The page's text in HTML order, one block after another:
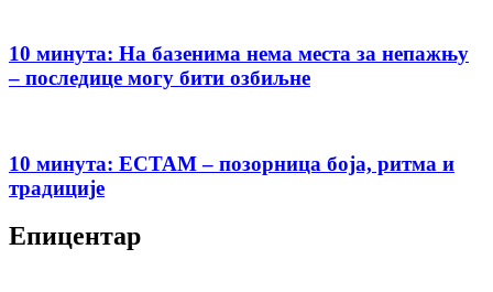
10 минута: На базенима нема места за непажњу
– последице могу бити озбиљне
10 минута: ЕСТАМ – позорница боја, ритма и
традиције
Епицентар